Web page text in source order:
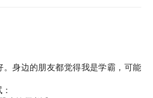
如何开启大设计、技术作图等手绘考
。身边的朋友都觉得我是学霸，可能